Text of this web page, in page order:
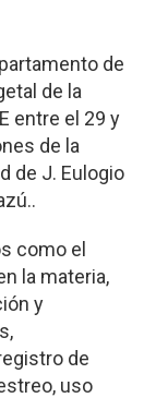
de
de la
entre el 29 y
de la
de J. Eulogio
como el
la materia,
y
de
uso